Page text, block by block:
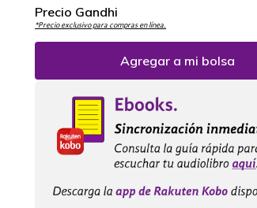
Precio Gandhi
*Precio exclusivo para compras en línea.
Agregar a mi bolsa